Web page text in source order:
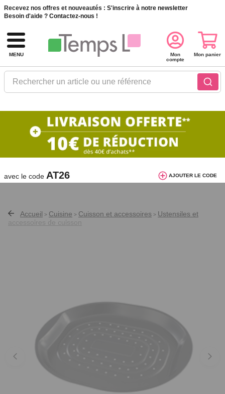
Recevez nos offres et nouveautés : S'inscrire à notre newsletter
Besoin d'aide ? Contactez-nous !
MENU
Rechercher un article ou une référence
Mon
compte
Mon panier
10€ de réduction dès 40€ d'achat. Offre
valable du 03/08/2026 au 12/08/2026.
avec le code AT26 AJOUTER LE CODE
Accueil > Cuisine > Cuisson et accessoires > Ustensiles et
accessoires de cuisson